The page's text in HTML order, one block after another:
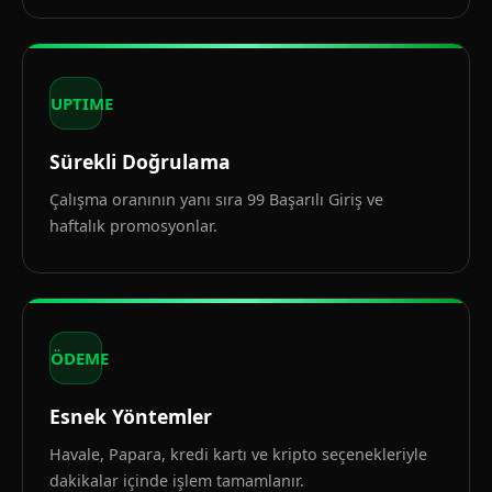
UPTIME
Sürekli Doğrulama
Çalışma oranının yanı sıra 99 Başarılı Giriş ve
haftalık promosyonlar.
ÖDEME
Esnek Yöntemler
Havale, Papara, kredi kartı ve kripto seçenekleriyle
dakikalar içinde işlem tamamlanır.